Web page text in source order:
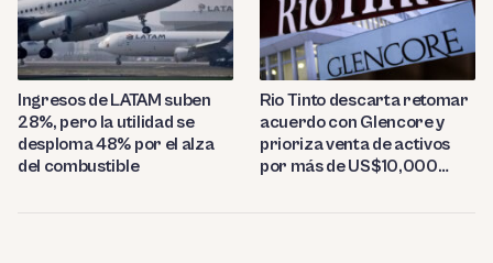
Ingresos de LATAM suben
28%, pero la utilidad se
desploma 48% por el alza
del combustible
Rio Tinto descarta retomar
acuerdo con Glencore y
prioriza venta de activos
por más de US$10,000